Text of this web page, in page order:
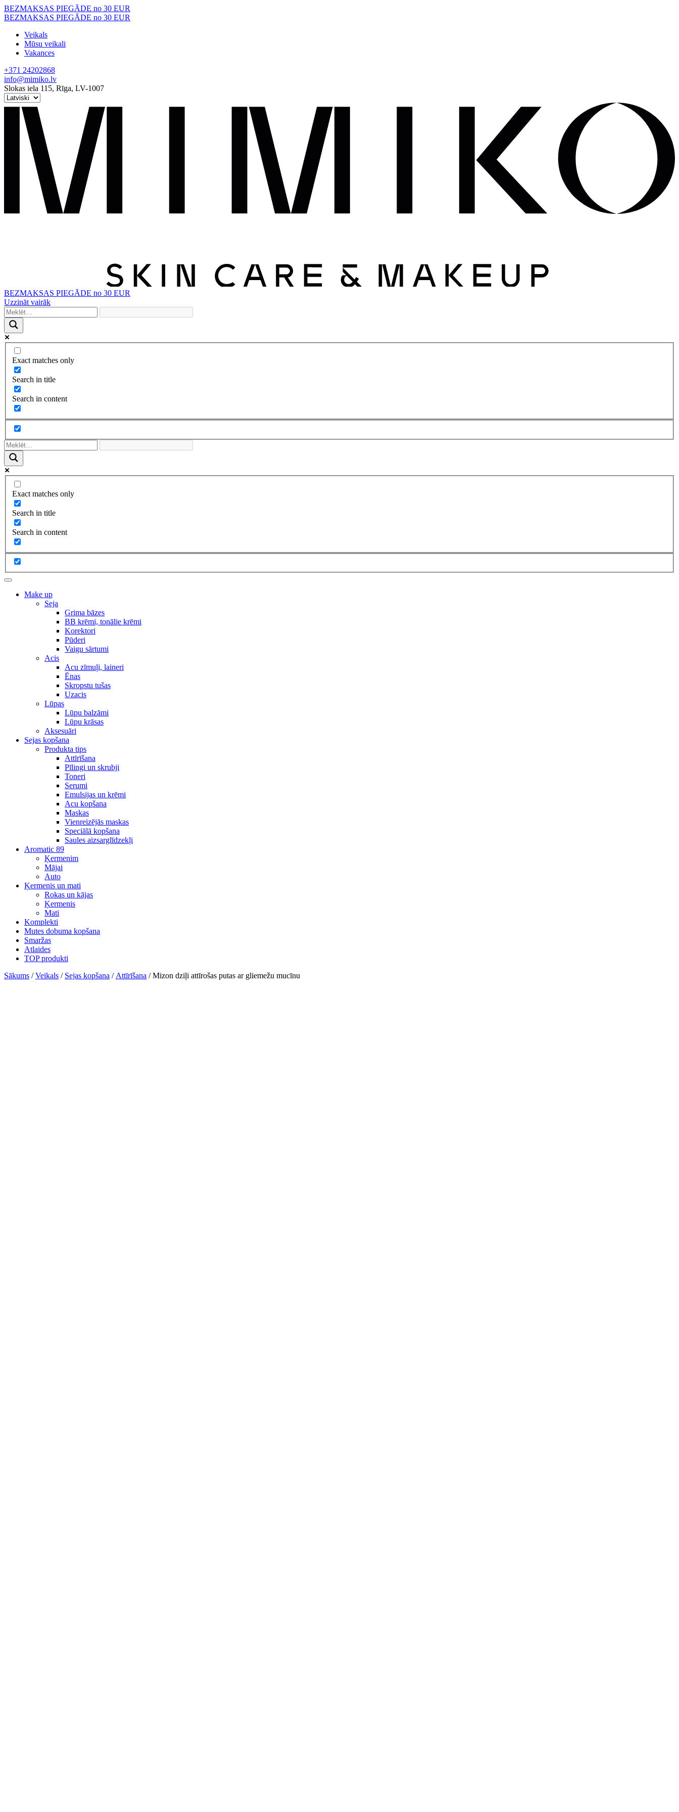
Skip
to
BEZMAKSAS PIEGĀDE no 30 EUR
BEZMAKSAS PIEGĀDE no 30 EUR
Veikals
Mūsu veikali
Vakances
+371 24202868
info@mimiko.lv
Slokas iela 115, Rīga, LV-1007
BEZMAKSAS PIEGĀDE no 30 EUR
Uzzināt vairāk
Exact matches only
Search in title
Search in content
Exact matches only
Search in title
Search in content
Make up
Seja
Grima bāzes
BB krēmi, tonālie krēmi
Korektori
Pūderi
Vaigu sārtumi
Acis
Acu zīmuļi, laineri
Ēnas
Skropstu tušas
Uzacis
Lūpas
Lūpu balzāmi
Lūpu krāsas
Aksesuāri
Sejas kopšana
Produkta tips
Attīrīšana
Pīlingi un skrubji
Toneri
Serumi
Emulsijas un krēmi
Acu kopšana
Maskas
Vienreizējās maskas
Speciālā kopšana
Saules aizsarglīdzekļi
Aromatic 89
Ķermenim
Mājai
Auto
Ķermenis un mati
Rokas un kājas
Ķermenis
Mati
Komplekti
Mutes dobuma kopšana
Smaržas
Atlaides
TOP produkti
Sākums /Veikals / Sejas kopšana / Attīrīšana / Mizon dziļi attīrošas putas ar gliemežu mucīnu